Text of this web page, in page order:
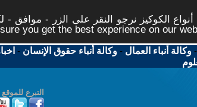
الكوكيز نرجو النقر على الزر - موافق -
you get the best experience on our
-وكالة أنباء العمال -وكالة أنباء حقوق الإنسان -
التبرع